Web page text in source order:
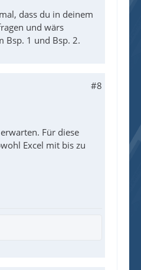
dass du in deinem
und wärs
Bsp. 1 und Bsp. 2.
#8
Für diese
Excel mit bis zu